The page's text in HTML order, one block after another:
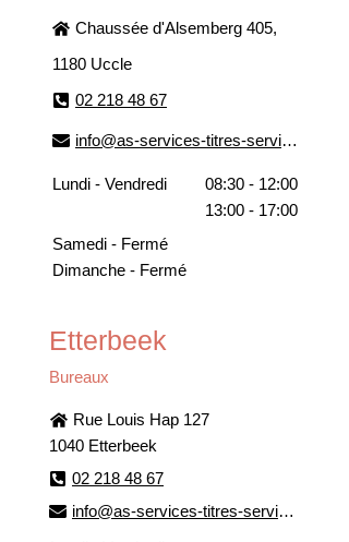
Chaussée d'Alsemberg 405,
1180 Uccle
02 218 48 67
info@as-services-titres-services.be
Lundi - Vendredi
08:30 - 12:00
13:00 - 17:00
Samedi - Fermé
Dimanche - Fermé
Etterbeek
Bureaux
Rue Louis Hap 127
1040 Etterbeek
02 218 48 67
info@as-services-titres-services.be